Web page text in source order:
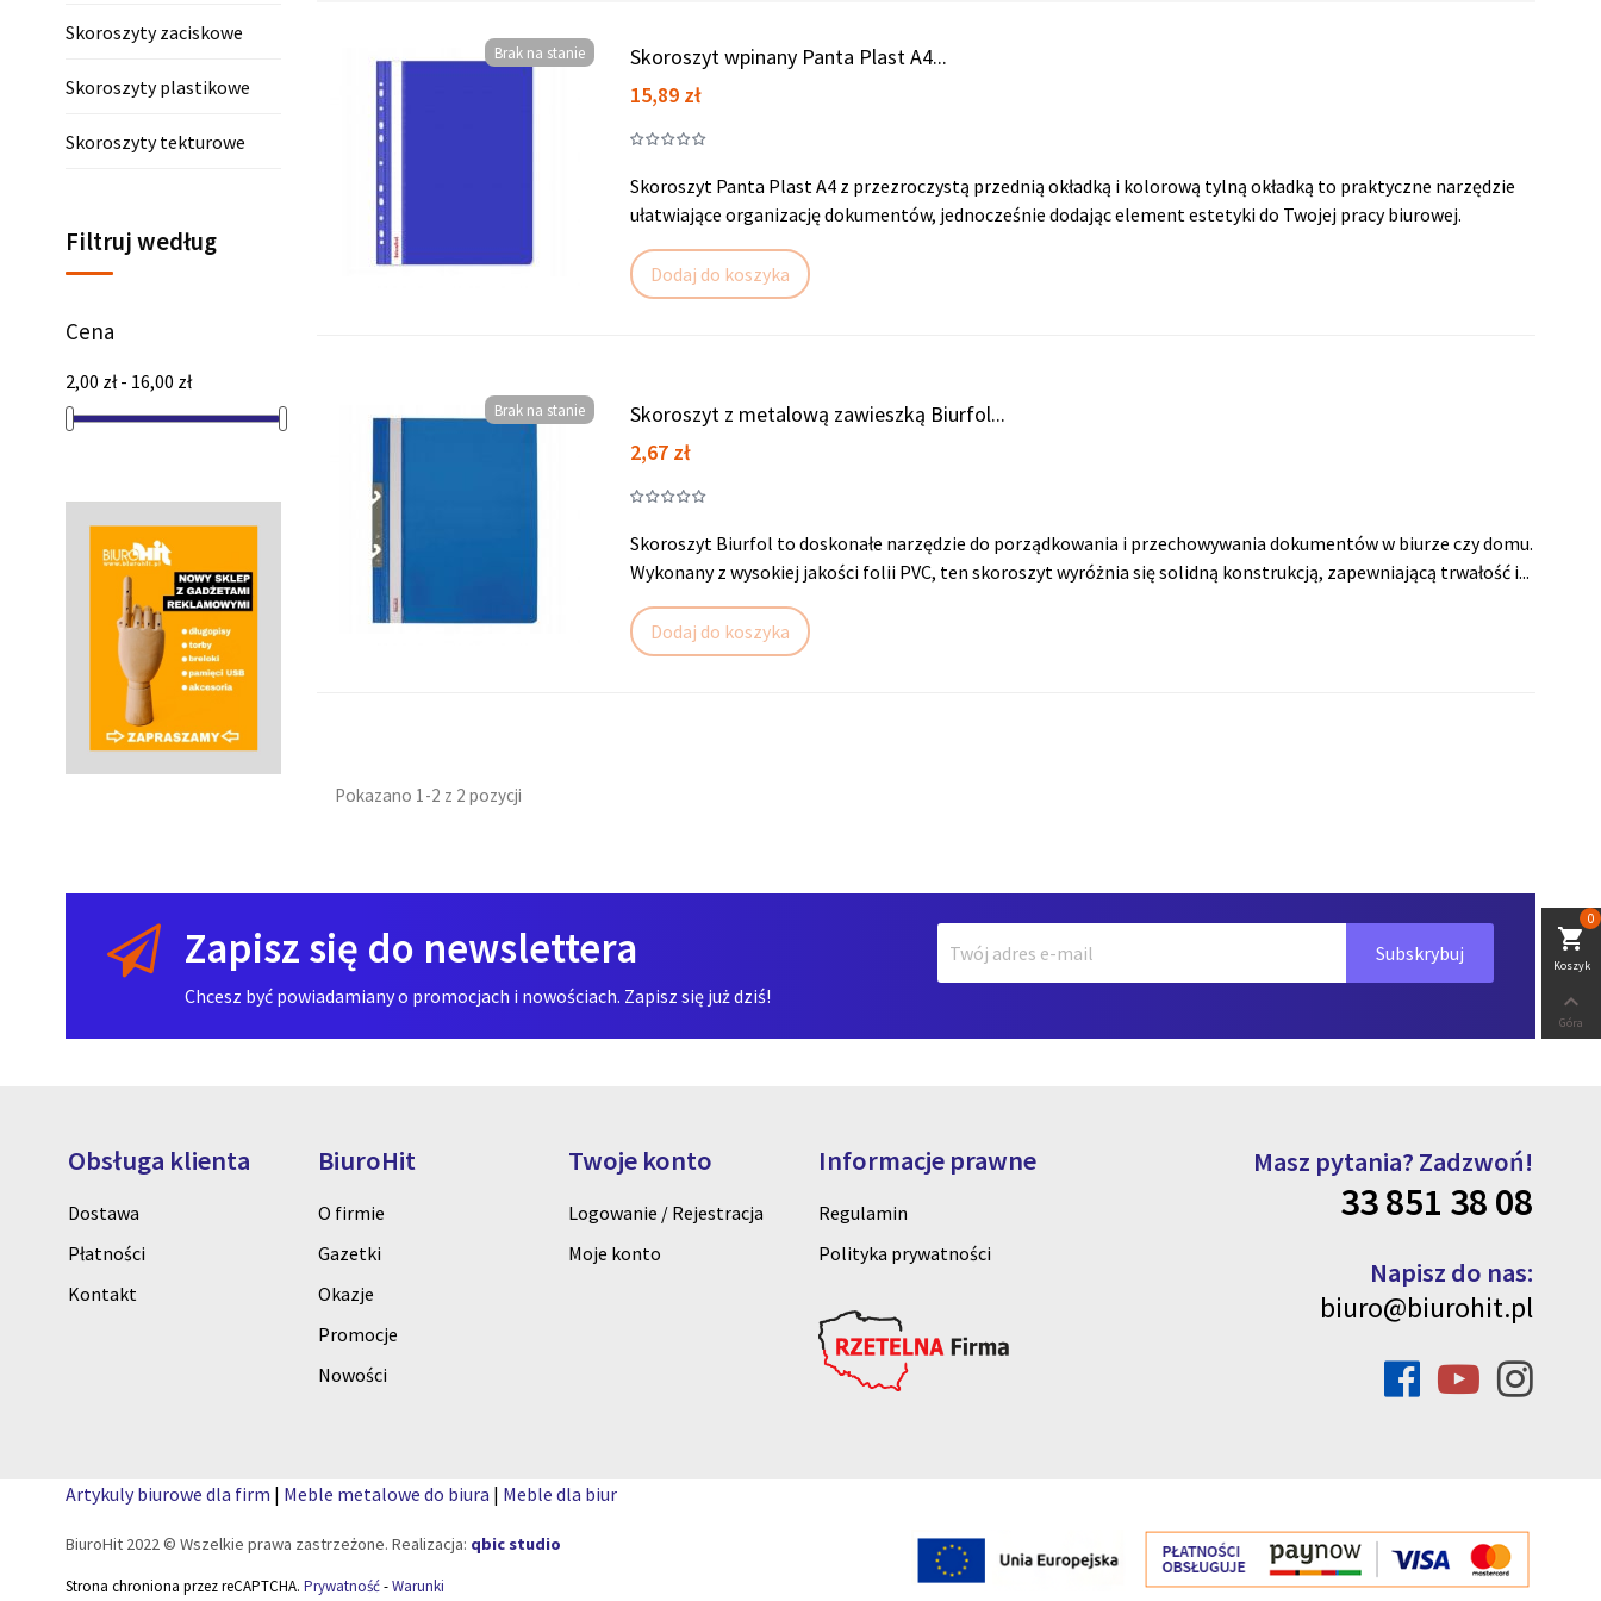
Skoroszyty zaciskowe
Skoroszyty plastikowe
Skoroszyty tekturowe
Filtruj według
Cena
2,00 zł - 16,00 zł
Brak na stanie Skoroszyt wpinany Panta Plast A4...
Cena
15,89 zł
Skoroszyt Panta Plast A4 z przezroczystą przednią okładką i kolorową tylną okładką to praktyczne narzędzie
ułatwiające organizację dokumentów, jednocześnie dodając element estetyki do Twojej pracy biurowej.
Dodaj do koszyka
Brak na stanie Skoroszyt z metalową zawieszką Biurfol...
Cena
2,67 zł
Skoroszyt Biurfol to doskonałe narzędzie do porządkowania i przechowywania dokumentów w biurze czy domu.
Wykonany z wysokiej jakości folii PVC, ten skoroszyt wyróżnia się solidną konstrukcją, zapewniającą trwałość i...
Dodaj do koszyka
Pokazano 1-2 z 2 pozycji
Zapisz się do newslettera
Chcesz być powiadamiany o promocjach i nowościach. Zapisz się już dziś!
Obsługa klienta
Dostawa
Płatności
Kontakt
BiuroHit
O firmie
Gazetki
Okazje
Promocje
Nowości
Twoje konto
Logowanie / Rejestracja
Moje konto
Informacje prawne
Regulamin
Polityka prywatności
Masz pytania? Zadzwoń!
33 851 38 08
Napisz do nas:
biuro@biurohit.pl
Artykuly biurowe dla firm | Meble metalowe do biura | Meble dla biur
BiuroHit 2022 © Wszelkie prawa zastrzeżone. Realizacja: qbic studio
Strona chroniona przez reCAPTCHA. Prywatność-Warunki
shopping_cart
Koszyk
0

Góra